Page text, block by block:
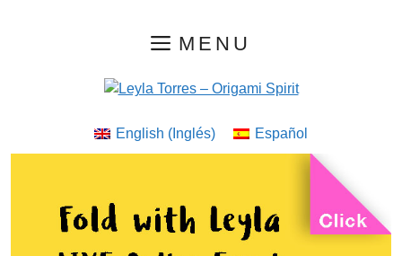
MENU
English ( Inglés) Español